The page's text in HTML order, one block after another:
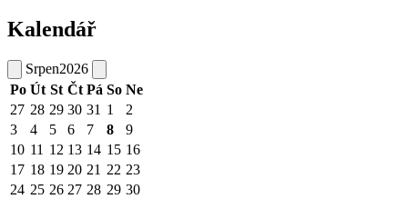
Kalendář
Srpen2026
Po Út St Čt Pá So Ne
27 28 29 30 31 1
2
3
4 5 6 7 8
9
10 11 12 13 14 15 16
17 18 19 20 21 22 23
24 25 26 27 28 29 30